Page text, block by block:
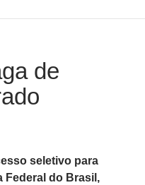
de
seletivo para
Federal do Brasil,